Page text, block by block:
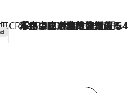
CREA'S CHOICE
2026.8.7
「立川にも歌舞伎があるんだよ」 片岡仁左衛門・市川中車ら豪華座組みで4年目の立川立飛歌舞伎へ